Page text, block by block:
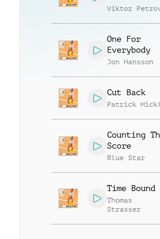
Viktor
One For
Everybody
Jon Hansson
Cut Back
Patrick
Counting
Score
Blue Star
Time Bound
Thomas
Strasser